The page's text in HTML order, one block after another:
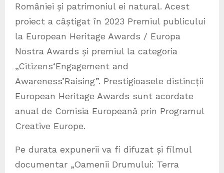
României și patrimoniul ei natural. Acest
proiect a câștigat în 2023 Premiul publicului
la European Heritage Awards / Europa
Nostra Awards și premiul la categoria
„Citizens‘Engagement and
Awareness’Raising”. Prestigioasele distincții
European Heritage Awards sunt acordate
anual de Comisia Europeană prin Programul
Creative Europe.
Pe durata expunerii va fi difuzat și filmul
documentar „Oamenii Drumului: Terra